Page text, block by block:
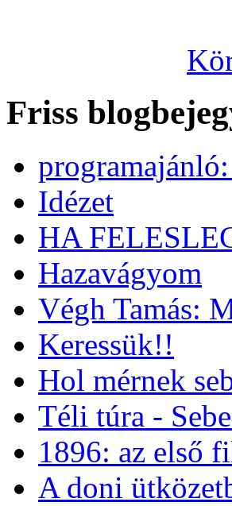
Friss
Idézet
HA
Hazavágyom
Végh Tamás:
Keressük!!
Hol mérnek
Téli túra -
1896: az első
A doni